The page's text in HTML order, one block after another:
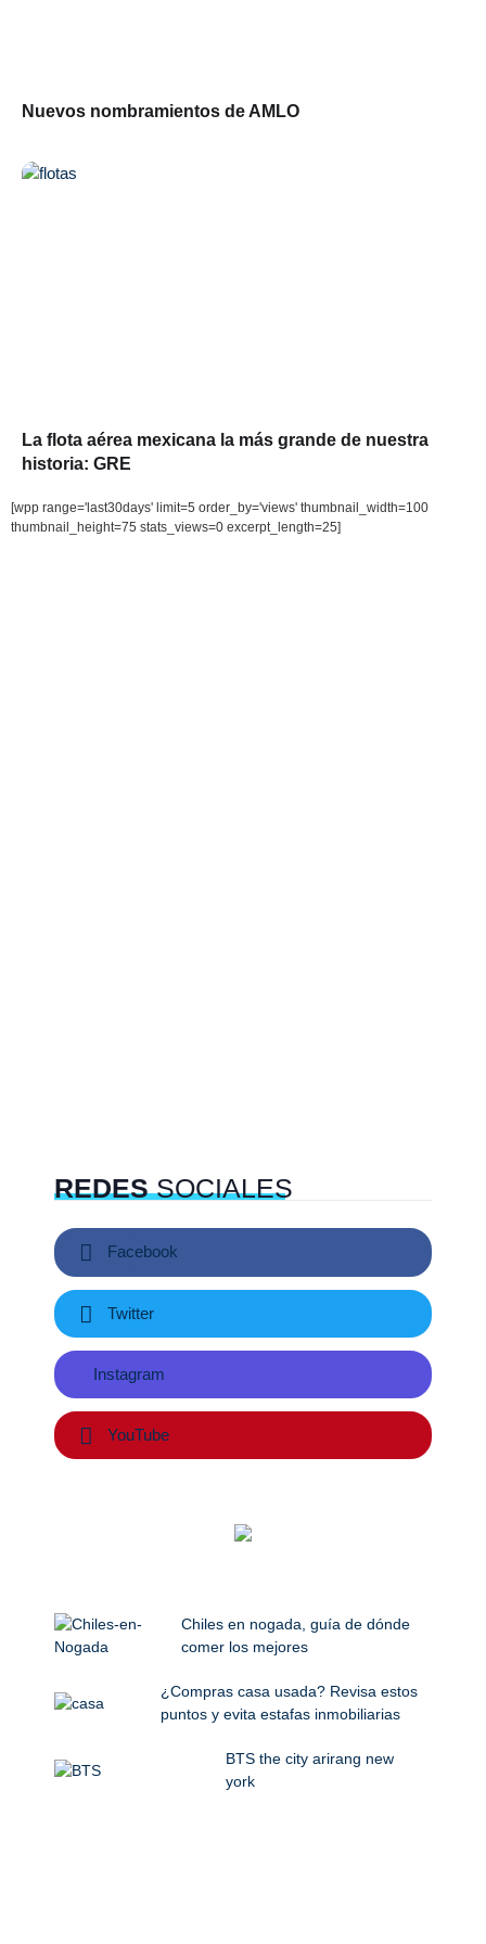
Nuevos nombramientos de AMLO
La flota aérea mexicana la más grande de nuestra
historia: GRE
[wpp range='last30days' limit=5 order_by='views' thumbnail_width=100
thumbnail_height=75 stats_views=0 excerpt_length=25]
REDESSOCIALES
Facebook
Twitter
Instagram
YouTube
Chiles en nogada, guía de dónde
comer los mejores
¿Compras casa usada? Revisa estos
puntos y evita estafas inmobiliarias
BTS the city arirang new
york